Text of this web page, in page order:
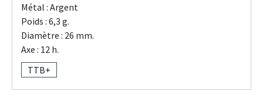
Métal : Argent
Poids : 6,3 g.
Diamètre : 26 mm.
Axe : 12 h.
TTB+